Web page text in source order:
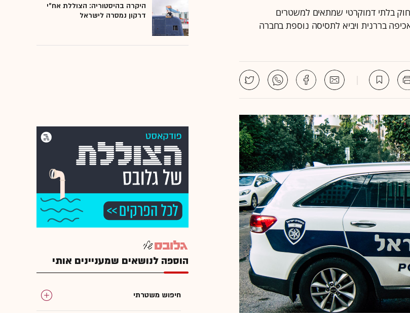
בלתי דמוקרטי שמתאים למשטרים
בררנית ויביא לתסיסה נוספת בחברה
היקרה בהיסטוריה: הצוללת אח"י
דרקון נמסרה לישראל
הוספה לנושאים שמעניינים אותי
חיפוש משטרתי